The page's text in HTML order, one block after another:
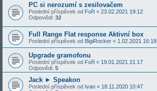
PC si nerozumí s zesilovačem
Poslední příspěvek od Fořt « 23.02.2021 19:12
Odpovědi: 32
Full Range Flat response Aktivní box
Poslední příspěvek od BigiRocker « 1.02.2021 16:18
Upgrade gramofonu
Poslední příspěvek od Fořt « 19.01.2021 21:17
Odpovědi: 5
Jack ► Speakon
Poslední příspěvek od Ivan « 18.11.2020 10:47